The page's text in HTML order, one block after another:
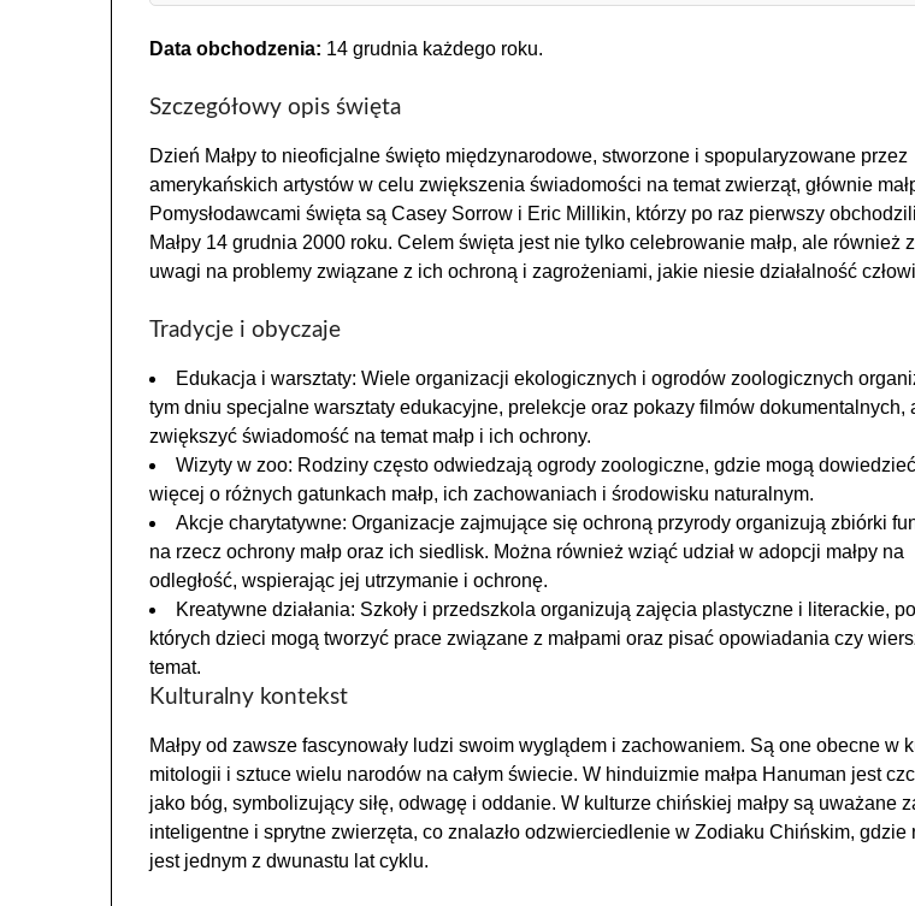
Data obchodzenia: 14 grudnia każdego roku.
Szczegółowy opis święta
Dzień Małpy to nieoficjalne święto międzynarodowe, stworzone i spopularyzowane przez
amerykańskich artystów w celu zwiększenia świadomości na temat zwierząt, głównie
Pomysłodawcami święta są Casey Sorrow i Eric Millikin, którzy po raz pierwszy
Małpy 14 grudnia 2000 roku. Celem święta jest nie tylko celebrowanie małp, ale również
uwagi na problemy związane z ich ochroną i zagrożeniami, jakie niesie działalność
Tradycje i obyczaje
Edukacja i warsztaty: Wiele organizacji ekologicznych i ogrodów zoologicznych
tym dniu specjalne warsztaty edukacyjne, prelekcje oraz pokazy filmów dokumentalnych,
zwiększyć świadomość na temat małp i ich ochrony.
Wizyty w zoo: Rodziny często odwiedzają ogrody zoologiczne, gdzie mogą
więcej o różnych gatunkach małp, ich zachowaniach i środowisku naturalnym.
Akcje charytatywne: Organizacje zajmujące się ochroną przyrody organizują zbiórki
na rzecz ochrony małp oraz ich siedlisk. Można również wziąć udział w adopcji małpy na
odległość, wspierając jej utrzymanie i ochronę.
Kreatywne działania: Szkoły i przedszkola organizują zajęcia plastyczne i literackie,
których dzieci mogą tworzyć prace związane z małpami oraz pisać opowiadania czy
temat.
Kulturalny kontekst
Małpy od zawsze fascynowały ludzi swoim wyglądem i zachowaniem. Są one obecne w
mitologii i sztuce wielu narodów na całym świecie. W hinduizmie małpa Hanuman jest
jako bóg, symbolizujący siłę, odwagę i oddanie. W kulturze chińskiej małpy są uważane
inteligentne i sprytne zwierzęta, co znalazło odzwierciedlenie w Zodiaku Chińskim, gdzie
jest jednym z dwunastu lat cyklu.